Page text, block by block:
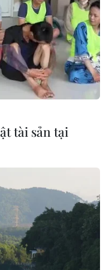
trị,
tài sản tại